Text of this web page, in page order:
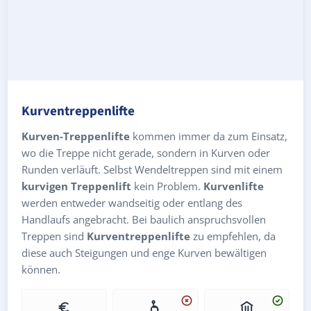
Kurventreppenlifte
Kurven-Treppenlifte kommen immer da zum Einsatz,
wo die Treppe nicht gerade, sondern in Kurven oder
Runden verläuft. Selbst Wendeltreppen sind mit einem
kurvigen Treppenlift kein Problem. Kurvenlifte
werden entweder wandseitig oder entlang des
Handlaufs angebracht. Bei baulich anspruchsvollen
Treppen sind Kurventreppenlifte zu empfehlen, da
diese auch Steigungen und enge Kurven bewältigen
können.